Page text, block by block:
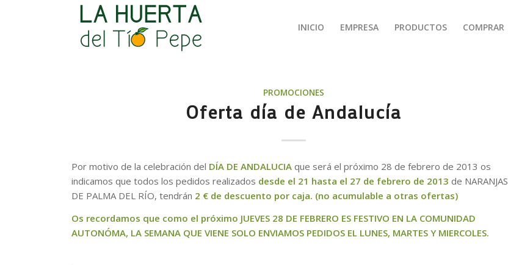
INICIO EMPRESA PRODUCTOS COMPRAR
PROMOCIONES
Oferta día de Andalucía
Por motivo de la celebración del DÍA DE ANDALUCIA que será el próximo 28 de febrero de 2013 os
indicamos que todos los pedidos realizados desde el 21 hasta el 27 de febrero de 2013 de NARANJAS
DE PALMA DEL RÍO, tendrán 2 € de descuento por caja. (no acumulable a otras ofertas)
Os recordamos que como el próximo JUEVES 28 DE FEBRERO ES FESTIVO EN LA COMUNIDAD
AUTONÓMA, LA SEMANA QUE VIENE SOLO ENVIAMOS PEDIDOS EL LUNES, MARTES Y MIERCOLES.